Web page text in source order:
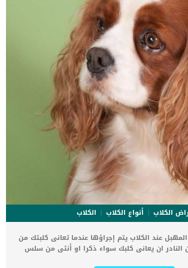
الاطفال, حيث انها غنية بالفيتامينات وسهلة الهضم.
كما عليك ان […]
الكلاب أنواع الكلاب
الكلاب
عند الكلاب يتم إجراؤها عندما تعانى كلبتك من
ان يعانى كلبك سواء ذكرا او أنثى من سلس